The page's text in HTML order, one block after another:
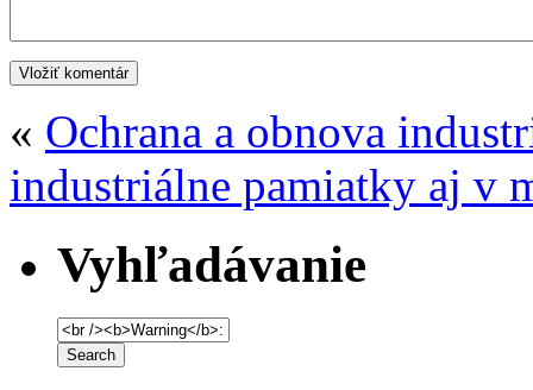
« Ochrana a obnova
industriálne pamiatky aj v
Vyhľadávanie